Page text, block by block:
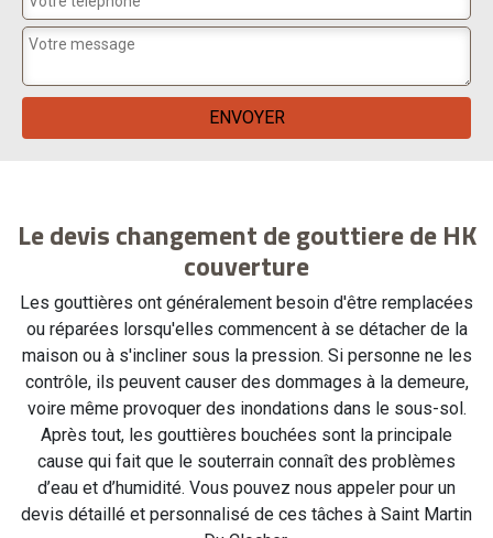
Le devis changement de gouttiere de HK
couverture
Les gouttières ont généralement besoin d'être remplacées
ou réparées lorsqu'elles commencent à se détacher de la
maison ou à s'incliner sous la pression. Si personne ne les
contrôle, ils peuvent causer des dommages à la demeure,
voire même provoquer des inondations dans le sous-sol.
Après tout, les gouttières bouchées sont la principale
cause qui fait que le souterrain connaît des problèmes
d’eau et d’humidité. Vous pouvez nous appeler pour un
devis détaillé et personnalisé de ces tâches à Saint Martin